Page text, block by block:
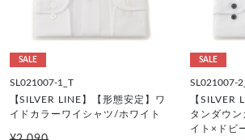
SALE
SL021007-1_T
【SILVER LINE】【形態安定】ワ
イドカラーワイシャツ/ホワイト
SALE
SL021007-
【SILVER
タンダウ
イト×ドビ